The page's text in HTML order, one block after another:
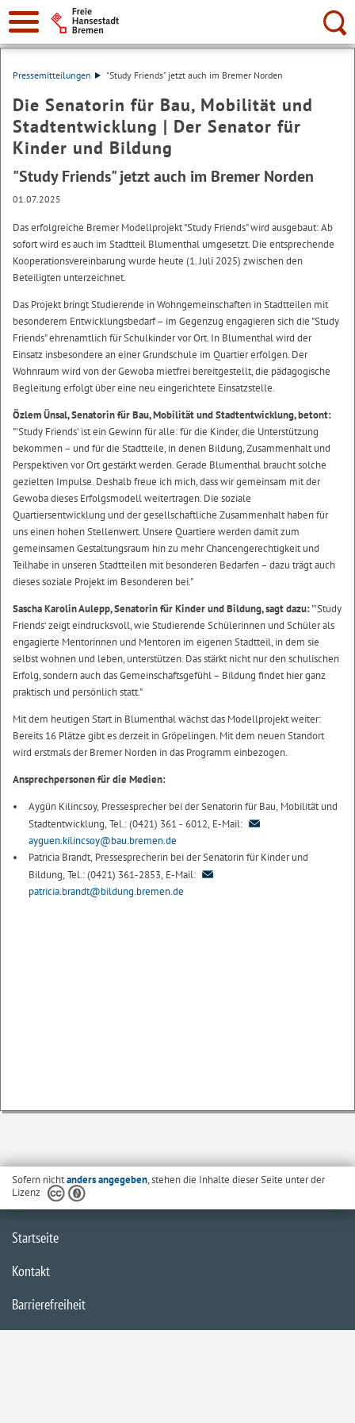
Suche:
Pressemitteilungen "Study Friends" jetzt auch im Bremer Norden
Die Senatorin für Bau, Mobilität und
Stadtentwicklung | Der Senator für
Kinder und Bildung
"Study Friends" jetzt auch im Bremer Norden
01.07.2025
Das erfolgreiche Bremer Modellprojekt "Study Friends" wird ausgebaut: Ab
sofort wird es auch im Stadtteil Blumenthal umgesetzt. Die entsprechende
Kooperationsvereinbarung wurde heute (1. Juli 2025) zwischen den
Beteiligten unterzeichnet.
Das Projekt bringt Studierende in Wohngemeinschaften in Stadtteilen mit
besonderem Entwicklungsbedarf – im Gegenzug engagieren sich die "Study
Friends" ehrenamtlich für Schulkinder vor Ort. In Blumenthal wird der
Einsatz insbesondere an einer Grundschule im Quartier erfolgen. Der
Wohnraum wird von der Gewoba mietfrei bereitgestellt, die pädagogische
Begleitung erfolgt über eine neu eingerichtete Einsatzstelle.
Özlem Ünsal, Senatorin für Bau, Mobilität und Stadtentwicklung, betont:
"'Study Friends' ist ein Gewinn für alle: für die Kinder, die Unterstützung
bekommen – und für die Stadtteile, in denen Bildung, Zusammenhalt und
Perspektiven vor Ort gestärkt werden. Gerade Blumenthal braucht solche
gezielten Impulse. Deshalb freue ich mich, dass wir gemeinsam mit der
Gewoba dieses Erfolgsmodell weitertragen. Die soziale
Quartiersentwicklung und der gesellschaftliche Zusammenhalt haben für
uns einen hohen Stellenwert. Unsere Quartiere werden damit zum
gemeinsamen Gestaltungsraum hin zu mehr Chancengerechtigkeit und
Teilhabe in unseren Stadtteilen mit besonderen Bedarfen – dazu trägt auch
dieses soziale Projekt im Besonderen bei."
Sascha Karolin Aulepp, Senatorin für Kinder und Bildung, sagt dazu:"'Study
Friends‘ zeigt eindrucksvoll, wie Studierende Schülerinnen und Schüler als
engagierte Mentorinnen und Mentoren im eigenen Stadtteil, in dem sie
selbst wohnen und leben, unterstützen. Das stärkt nicht nur den schulischen
Erfolg, sondern auch das Gemeinschaftsgefühl – Bildung findet hier ganz
praktisch und persönlich statt."
Mit dem heutigen Start in Blumenthal wächst das Modellprojekt weiter:
Bereits 16 Plätze gibt es derzeit in Gröpelingen. Mit dem neuen Standort
wird erstmals der Bremer Norden in das Programm einbezogen.
Ansprechpersonen für die Medien:
Aygün Kilincsoy, Pressesprecher bei der Senatorin für Bau, Mobilität und
Stadtentwicklung, Tel.: (0421) 361 - 6012, E-Mail:
ayguen.kilincsoy@bau.bremen.de
Patricia Brandt, Pressesprecherin bei der Senatorin für Kinder und
Bildung, Tel.: (0421) 361-2853, E-Mail:
patricia.brandt@bildung.bremen.de
Sofern nichtanders angegeben, stehen die Inhalte dieser Seite unter der
Lizenz
Startseite
Kontakt
Barrierefreiheit